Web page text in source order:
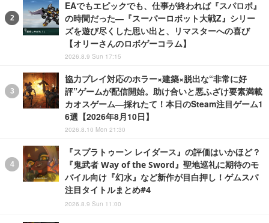
EAでもエピックでも、仕事が終われば『スパロボ』
の時間だった―『スーパーロボット大戦Z』シリー
ズを遊び尽くした思い出と、リマスターへの喜び
【オリーさんのロボゲーコラム】
2026.8.9 Sun 17:15
協力プレイ対応のホラー×建築×脱出な“非常に好
評”ゲームが配信開始。助け合いと悪ふざけ要素満載
カオスゲーム―採れたて！本日のSteam注目ゲーム1
6選【2026年8月10日】
2026.8.10 Mon 21:30
『スプラトゥーン レイダース』の評価はいかほど？
『鬼武者 Way of the Sword』聖地巡礼に期待のモ
バイル向け『幻水』など新作が目白押し！ゲムスパ
注目タイトルまとめ#4
2026.8.9 Sun 11:00